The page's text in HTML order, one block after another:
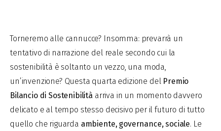
Torneremo alle cannucce? Insomma: prevarrà un
tentativo di narrazione del reale secondo cui la
sostenibilità è soltanto un vezzo, una moda,
un’invenzione? Questa quarta edizione del Premio
Bilancio di Sostenibilità arriva in un momento davvero
delicato e al tempo stesso decisivo per il futuro di tutto
quello che riguarda ambiente, governance, sociale. Le